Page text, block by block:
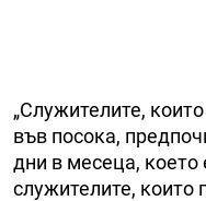
„Служителите,
във посока,
дни в месеца, което
служителите, които